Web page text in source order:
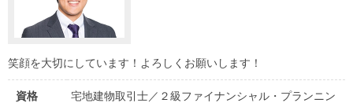
笑顔を大切にしています！よろしくお願いします！
資格
宅地建物取引士／２級ファイナンシャル・プランニン